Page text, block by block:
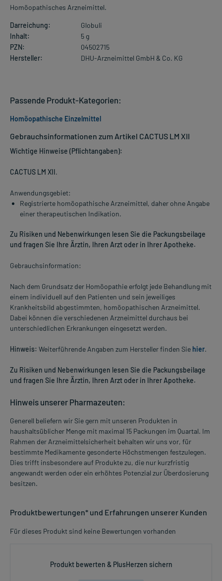
Homöopathisches Arzneimittel.
Darreichung:
Globuli
Inhalt:
5 g
PZN:
04502715
Hersteller:
DHU-Arzneimittel GmbH & Co. KG
Gebrauchsinformationen zum Artikel CACTUS LM XII
Wichtige Hinweise (Pflichtangaben):
CACTUS LM XII.
Anwendungsgebiet:
Registrierte homöopathische Arzneimittel, daher ohne Angabe
einer therapeutischen Indikation.
Zu Risiken und Nebenwirkungen lesen Sie die Packungsbeilage
und fragen Sie Ihre Ärztin, Ihren Arzt oder in Ihrer Apotheke.
Gebrauchsinformation:
Nach dem Grundsatz der Homöopathie erfolgt jede Behandlung mit
einem individuell auf den Patienten und sein jeweiliges
Krankheitsbild abgestimmten, homöopathischen Arzneimittel.
Dabei können die verschiedenen Arzneimittel durchaus bei
unterschiedlichen Erkrankungen eingesetzt werden.
Hinweis: Weiterführende Angaben zum Hersteller finden Sie hier.
Zu Risiken und Nebenwirkungen lesen Sie die Packungsbeilage
und fragen Sie Ihre Ärztin, Ihren Arzt oder in Ihrer Apotheke.
Hinweis unserer Pharmazeuten:
Generell beliefern wir Sie gern mit unseren Produkten in
haushaltsüblicher Menge mit maximal 15 Packungen im Quartal. Im
Rahmen der Arzneimittelsicherheit behalten wir uns vor, für
bestimmte Medikamente gesonderte Höchstmengen festzulegen.
Dies trifft insbesondere auf Produkte zu, die nur kurzfristig
angewandt werden oder ein erhöhtes Potenzial zur Überdosierung
besitzen.
Produktbewertungen* und Erfahrungen unserer Kunden
Für dieses Produkt sind keine Bewertungen vorhanden
Produkt bewerten & PlusHerzen sichern
Passende Produkt-Kategorien:
Homöopathische Einzelmittel